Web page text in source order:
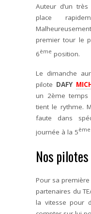
Auteur d’un
place
premier tour le
6ème position.
Le dimanche
pilote DAFY
un 2ème temps
tient le rythme.
faute dans
journée à la 5ème
Nos
Pour sa
partenaires du
la vitesse pour